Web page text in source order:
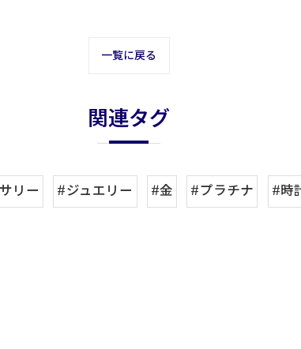
一覧に戻る
関連タグ
リー #ジュエリー #金 #プラチナ #時